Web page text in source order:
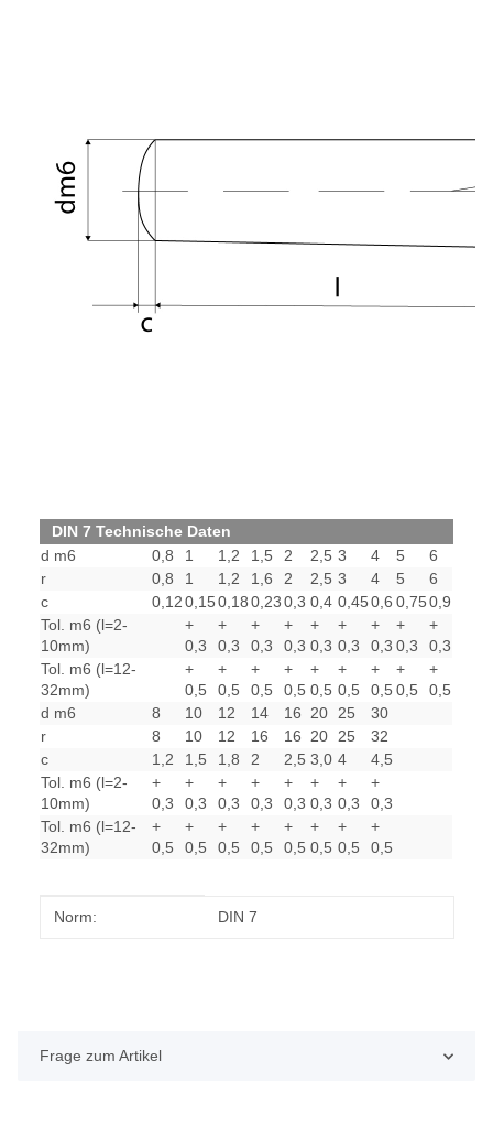
DIN 7 Technische Daten
d m6
0,8 1 1,2 1,5 2 2,5 3 4 5
6
r
0,8 1 1,2 1,6 2 2,5 3 4 5
6
c
0,120,150,180,230,3 0,4 0,450,6 0,750,9
Tol. m6 (l=2-
10mm)
+
0,3
+
0,3
+
0,3
+
0,3
+
0,3
+
0,3
+
0,3
+
0,3
+
0,3
Tol. m6 (l=12-
32mm)
+
0,5
+
0,5
+
0,5
+
0,5
+
0,5
+
0,5
+
0,5
+
0,5
+
0,5
d m6
8 10 12 14 16 20 25
30
r
8 10 12 16 16 20 25
32
c
1,2 1,5 1,8 2 2,5 3,0 4
4,5
Tol. m6 (l=2-
10mm)
+
0,3
+
0,3
+
0,3
+
0,3
+
0,3
+
0,3
+
0,3
+
0,3
Tol. m6 (l=12-
32mm)
+
0,5
+
0,5
+
0,5
+
0,5
+
0,5
+
0,5
+
0,5
+
0,5
Produkteigenschaft
Wert
Norm: DIN 7
Frage zum Artikel